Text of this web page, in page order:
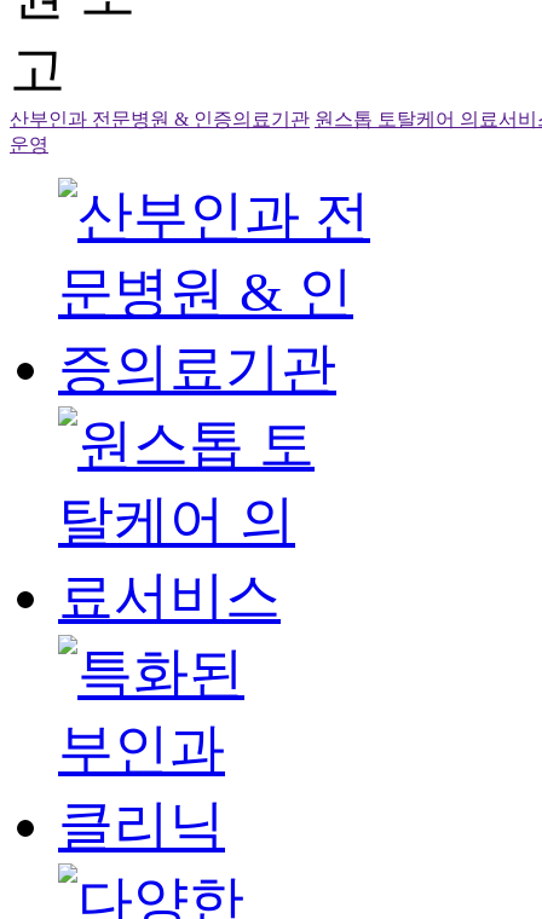
산부인과 전문병원 & 인증의료기관 원스톱 토탈케어 의료서비
운영